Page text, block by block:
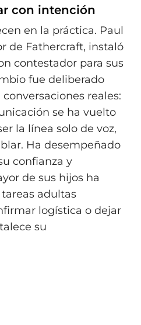
con intención
en la práctica. Paul
de Fathercraft, instaló
contestador para sus
fue deliberado
reales:
se ha vuelto
la línea solo de voz,
Ha desempeñado
confianza y
de sus hijos ha
adultas
logística o dejar
su